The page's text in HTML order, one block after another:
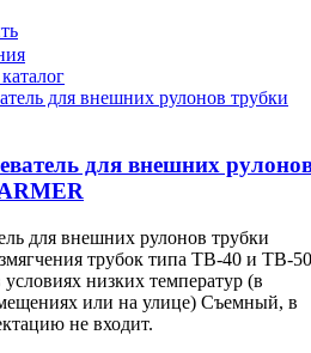
для внешних
для внешних рулонов трубки
трубок типа TB-40 и TB-50
низких температур (в
или на улице) Съемный, в
не входит.